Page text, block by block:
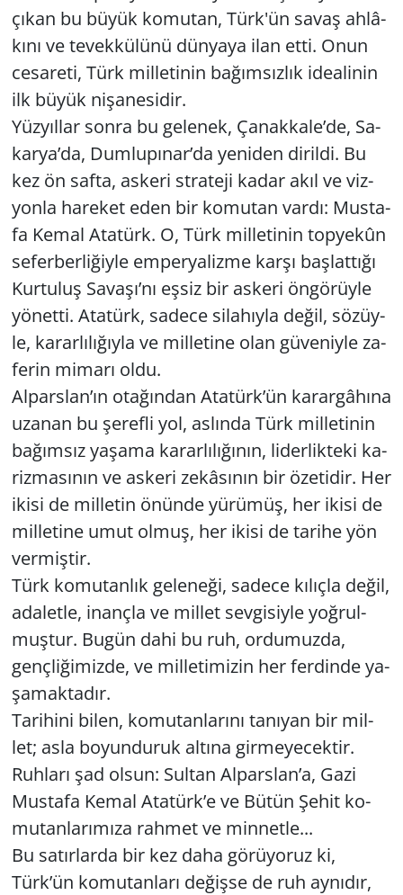
çıkan bu büyük ko­mu­tan, Türk'ün savaş ah­lâ­
kı­nı ve te­vek­kü­lü­nü dün­ya­ya ilan etti. Onun
ce­sa­re­ti, Türk mil­le­ti­nin ba­ğım­sız­lık ide­ali­nin
ilk büyük ni­şa­ne­si­dir.
Yüz­yıl­lar sonra bu ge­le­nek, Ça­nak­ka­le’de, Sa­
kar­ya’da, Dum­lu­pı­nar’da ye­ni­den di­ril­di. Bu
kez ön safta, as­ke­ri st­ra­te­ji kadar akıl ve viz­
yon­la ha­re­ket eden bir ko­mu­tan vardı: Mus­ta­
fa Kemal Ata­türk. O, Türk mil­le­ti­nin top­ye­kûn
se­fer­ber­li­ğiy­le em­per­ya­liz­me karşı baş­lat­tı­ğı
Kur­tu­luş Sa­va­şı’nı eşsiz bir as­ke­ri ön­gö­rüy­le
yö­net­ti. Ata­türk, sa­de­ce si­la­hıy­la değil, sö­züy­
le, ka­rar­lı­lı­ğıy­la ve mil­le­ti­ne olan gü­ve­niy­le za­
fe­rin mi­ma­rı oldu.
Al­pars­lan’ın ota­ğın­dan Ata­türk’ün ka­rar­gâ­hı­na
uza­nan bu şe­ref­li yol, as­lın­da Türk mil­le­ti­nin
ba­ğım­sız ya­şa­ma ka­rar­lı­lı­ğı­nın, li­der­lik­te­ki ka­
riz­ma­sı­nın ve as­ke­ri ze­kâ­sı­nın bir öze­ti­dir. Her
ikisi de mil­le­tin önün­de yü­rü­müş, her ikisi de
mil­le­ti­ne umut olmuş, her ikisi de ta­ri­he yön
ver­miş­tir.
Türk ko­mu­tan­lık ge­le­ne­ği, sa­de­ce kı­lıç­la değil,
ada­let­le, inanç­la ve mil­let sev­gi­siy­le yoğ­rul­
muş­tur. Bugün dahi bu ruh, or­du­muz­da,
genç­li­ği­miz­de, ve mil­le­ti­mi­zin her fer­din­de ya­
şa­mak­ta­dır.
Ta­ri­hi­ni bilen, ko­mu­tan­la­rı­nı ta­nı­yan bir mil­
let; asla bo­yun­du­ruk al­tı­na gir­me­ye­cek­tir.
Ruh­la­rı şad olsun: Sul­tan Al­pars­lan’a, Gazi
Mus­ta­fa Kemal Ata­türk’e ve Bütün Şehit ko­
mu­tan­la­rı­mı­za rah­met ve min­net­le...
Bu sa­tır­lar­da bir kez daha gö­rü­yo­ruz ki,
Türk’ün ko­mu­tan­la­rı de­ğiş­se de ruh ay­nı­dır,
Yerel